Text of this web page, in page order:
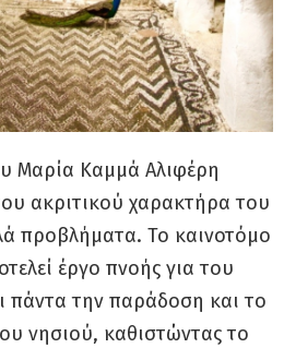
Μαρία Καμμά Αλιφέρη
ακριτικού χαρακτήρα του
προβλήματα. Το καινοτόμο
έργο πνοής για του
πάντα την παράδοση και το
νησιού, καθιστώντας το